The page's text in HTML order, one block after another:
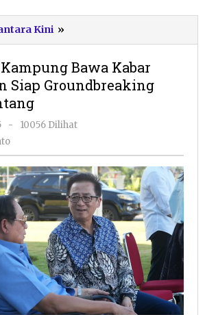
Kini »
Pulang
Bawa
Kabar
Siap
Hotel
Berbintang
Bawa Kabar
Siap Groundbreaking
oleh
Putro
-
10056 Dilihat